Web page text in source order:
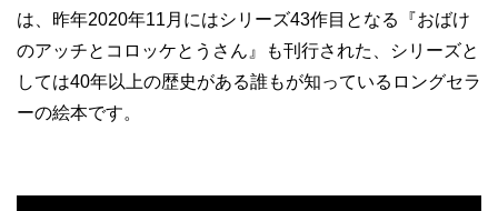
は、昨年2020年11月にはシリーズ43作目となる『おばけ
のアッチとコロッケとうさん』も刊行された、シリーズと
しては40年以上の歴史がある誰もが知っているロングセラ
ーの絵本です。